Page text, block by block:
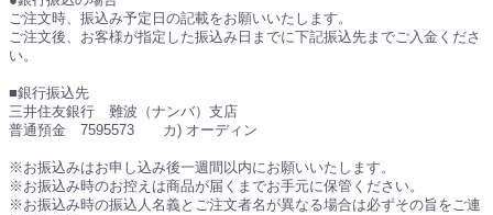
ご注文時、振込み予定日の記載をお願いいたします。
ご注文後、お客様が指定した振込み日までに下記振込先までご入金くださ
い。
■銀行振込先
三井住友銀行 難波（ナンバ）支店
普通預金 7595573 カ) オーディン
※お振込みはお申し込み後一週間以内にお願いいたします。
※お振込み時のお控えは商品が届くまでお手元に保管ください。
※お振込み時の振込人名義とご注文者名が異なる場合は必ずその旨をご連